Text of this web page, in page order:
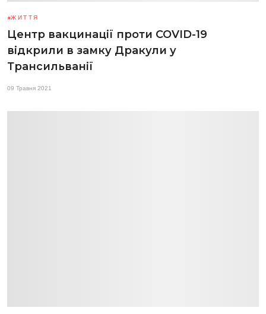
ЖИТТЯ
Центр вакцинації проти COVID-19
відкрили в замку Дракули у
Трансильванії
09 Травня 2021